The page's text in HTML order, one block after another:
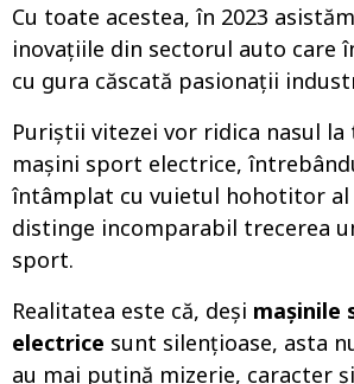
Cu toate acestea, în 2023
inovațiile din sectorul auto care
cu gura căscată pasionații
Puriștii vitezei vor ridica nasul la
mașini sport electrice,
întâmplat cu vuietul hohotitor
distinge incomparabil trecerea
sport.
Realitatea este că, deși mașinile
electrice sunt silențioase, asta
au mai puțină mizerie, caracter